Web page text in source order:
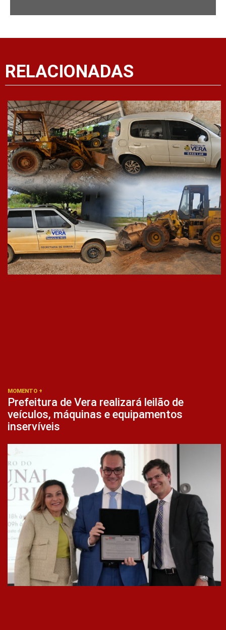
RELACIONADAS
MOMENTO +
Prefeitura de Vera realizará leilão de
veículos, máquinas e equipamentos
inservíveis